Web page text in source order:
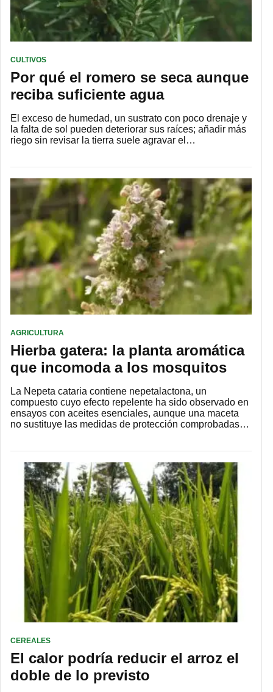
CULTIVOS
Por qué el romero se seca aunque
reciba suficiente agua
El exceso de humedad, un sustrato con poco drenaje y
la falta de sol pueden deteriorar sus raíces; añadir más
riego sin revisar la tierra suele agravar el…
AGRICULTURA
Hierba gatera: la planta aromática
que incomoda a los mosquitos
La Nepeta cataria contiene nepetalactona, un
compuesto cuyo efecto repelente ha sido observado en
ensayos con aceites esenciales, aunque una maceta
no sustituye las medidas de protección comprobadas…
CEREALES
El calor podría reducir el arroz el
doble de lo previsto